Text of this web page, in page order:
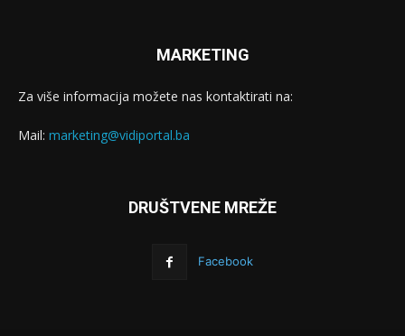
MARKETING
Za više informacija možete nas kontaktirati na:
Mail: marketing@vidiportal.ba
DRUŠTVENE MREŽE
Facebook